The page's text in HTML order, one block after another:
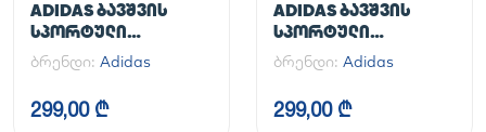
ADIDAS ᲑᲐᲕᲨᲕᲘᲡ
ᲡᲞᲝᲠᲢᲣᲚᲘ
ᲤᲔᲮᲡᲐᲪᲛᲔᲚᲘ
SUPERSTAR II CF C
ბრენდი: Adidas
299,00 ₾
ADIDAS ᲑᲐᲕᲨᲕᲘᲡ
ᲡᲞᲝᲠᲢᲣᲚᲘ
ᲤᲔᲮᲡᲐᲪᲛᲔᲚᲘ
SUPERSTAR II CF C
ბრენდი: Adidas
299,00 ₾